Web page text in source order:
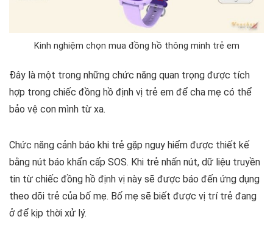
Kinh nghiệm chọn mua đồng hồ thông minh trẻ em
Đây là một trong những chức năng quan trọng được tích
hợp trong chiếc đồng hồ định vị trẻ em để cha mẹ có thể
bảo vệ con mình từ xa.
Chức năng cảnh báo khi trẻ gặp nguy hiểm được thiết kế
bằng nút báo khẩn cấp SOS. Khi trẻ nhấn nút, dữ liệu truyền
tin từ chiếc đồng hồ định vị này sẽ được báo đến ứng dụng
theo dõi trẻ của bố mẹ. Bố mẹ sẽ biết được vị trí trẻ đang
ở để kịp thời xử lý.